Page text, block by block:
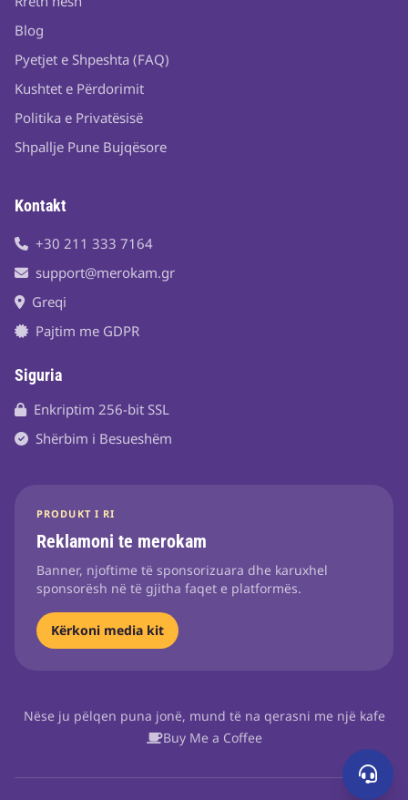
Blog
Pyetjet e Shpeshta (FAQ)
Kushtet e Përdorimit
Politika e Privatësisë
Shpallje Pune Bujqësore
Kontakt
+30 211 333 7164
support@merokam.gr
Greqi
Pajtim me GDPR
Siguria
Enkriptim 256-bit SSL
Shërbim i Besueshëm
PRODUKT I RI
Reklamoni te merokam
Banner, njoftime të sponsorizuara dhe karuxhel
sponsorësh në të gjitha faqet e platformës.
Kërkoni media kit
Nëse ju pëlqen puna jonë, mund të na qerasni me një kafe
Buy Me a Coffee